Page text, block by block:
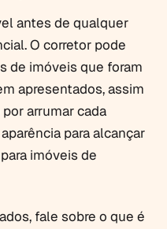
antes de qualquer
O corretor pode
de imóveis que foram
apresentados, assim
arrumar cada
para alcançar
imóveis de
fale sobre o que é